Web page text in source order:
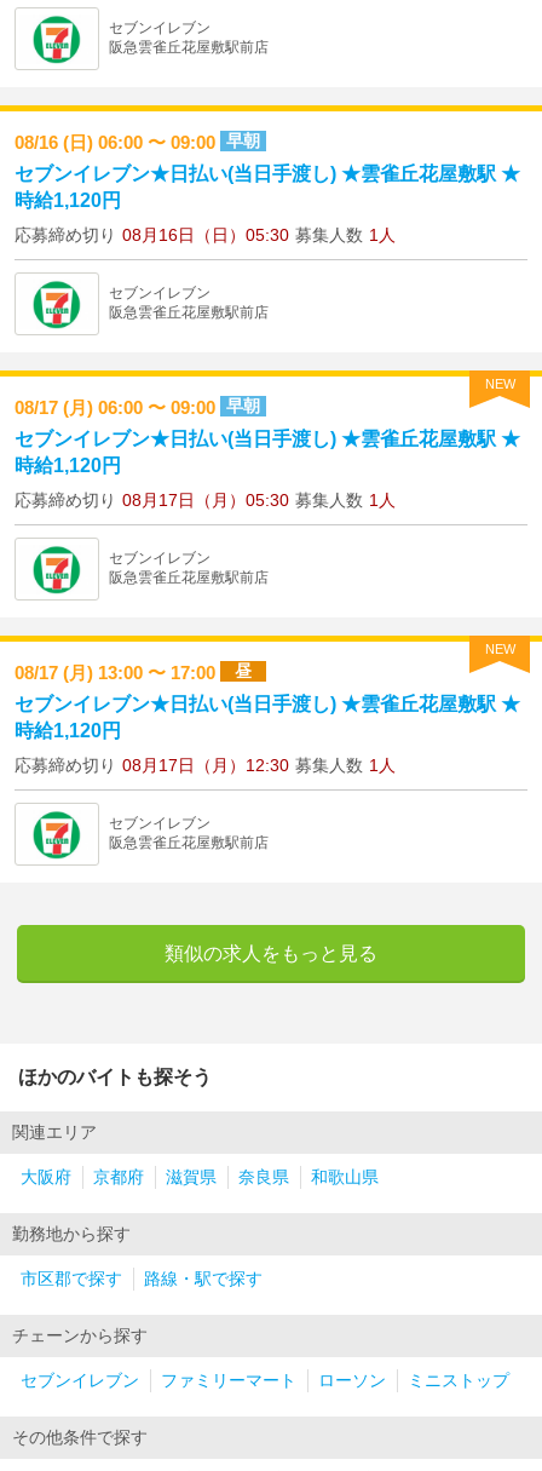
セブンイレブン
阪急雲雀丘花屋敷駅前店
08/16 (日) 06:00 〜 09:00 早朝
セブンイレブン★日払い(当日手渡し) ★雲雀丘花屋敷駅 ★
時給1,120円
応募締め切り 08月16日（日）05:30 募集人数 1人
セブンイレブン
阪急雲雀丘花屋敷駅前店
NEW
08/17 (月) 06:00 〜 09:00 早朝
セブンイレブン★日払い(当日手渡し) ★雲雀丘花屋敷駅 ★
時給1,120円
応募締め切り 08月17日（月）05:30 募集人数 1人
セブンイレブン
阪急雲雀丘花屋敷駅前店
NEW
08/17 (月) 13:00 〜 17:00 昼
セブンイレブン★日払い(当日手渡し) ★雲雀丘花屋敷駅 ★
時給1,120円
応募締め切り 08月17日（月）12:30 募集人数 1人
セブンイレブン
阪急雲雀丘花屋敷駅前店
類似の求人をもっと見る
ほかのバイトも探そう
関連エリア
大阪府 京都府 滋賀県 奈良県 和歌山県
勤務地から探す
市区郡で探す 路線・駅で探す
チェーンから探す
セブンイレブン ファミリーマート ローソン ミニストップ
その他条件で探す